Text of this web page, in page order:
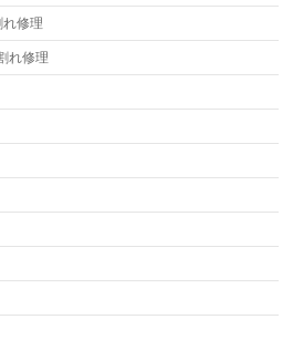
修理
れ修理